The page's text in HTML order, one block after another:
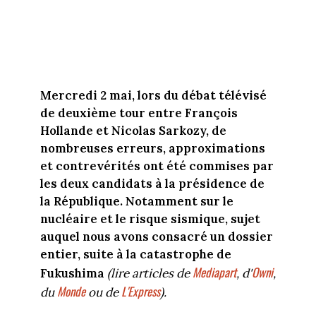
Mercredi 2 mai, lors du débat télévisé
de deuxième tour entre François
Hollande et Nicolas Sarkozy, de
nombreuses erreurs, approximations
et contrevérités ont été commises par
les deux candidats à la présidence de
la République. Notamment sur le
nucléaire et le risque sismique, sujet
auquel nous avons consacré un dossier
entier, suite à la catastrophe de
Fukushima (lire articles deMediapart, d'Owni,
duMondeou deL'Express).